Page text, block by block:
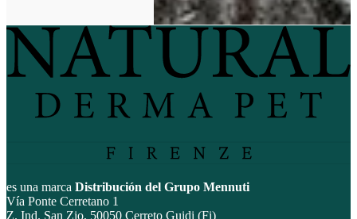
es una marca Distribución del Grupo Mennuti
Vía Ponte Cerretano 1
Z. Ind. San Zio, 50050 Cerreto Guidi (Fi)